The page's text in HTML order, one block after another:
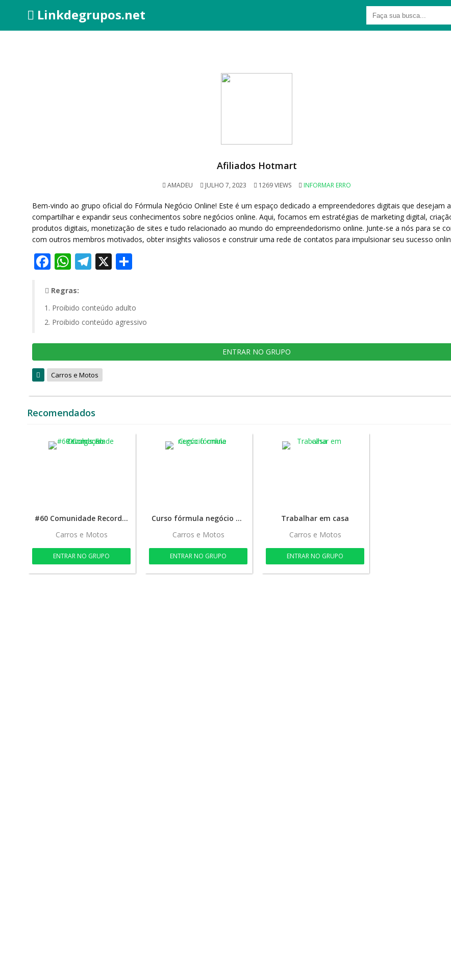
Linkdegrupos.net
Afiliados Hotmart
AMADEU JULHO 7, 2023 1269 VIEWS INFORMAR ERRO
Bem-vindo ao grupo oficial do Fórmula Negócio Online! Este é um espaço dedicado a empreendedores digitais que desejam
compartilhar e expandir seus conhecimentos sobre negócios online. Aqui, focamos em estratégias de marketing digital,
produtos digitais, monetização de sites e tudo relacionado ao mundo do empreendedorismo online. Junte-se a nós para se
com outros membros motivados, obter insights valiosos e construir uma rede de contatos para impulsionar seu sucesso
Facebook
WhatsApp
Telegram
X
Regras:
Proibido conteúdo adulto
Proibido conteúdo agressivo
ENTRAR NO GRUPO
Carros e Motos
Recomendados
#60 Comunidade Records Em Divulgação
Carros e Motos
ENTRAR NO GRUPO
Curso fórmula negócio online
Carros e Motos
ENTRAR NO GRUPO
Trabalhar em casa
Carros e Motos
ENTRAR NO GRUPO